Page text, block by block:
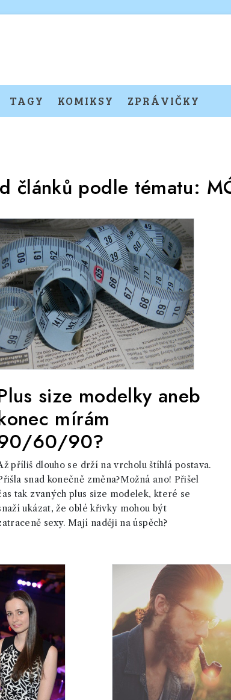
TAGY KOMIKSY ZPRÁVIČKY
článků podle tématu:
size modelky aneb
mírám
60/90?
příliš dlouho se drží na vrcholu štíhlá postava.
snad konečně změna?Možná ano! Přišel
tak zvaných plus size modelek, které se
ukázat, že oblé křivky mohou být
sexy. Mají naději na úspěch?